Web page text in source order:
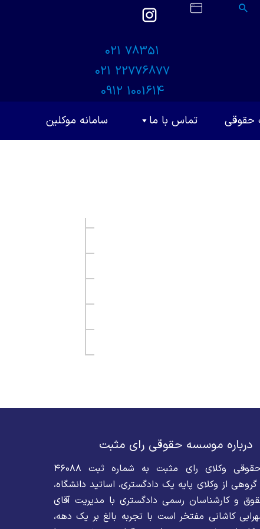
021 78351
021 22776877
0912 1001614
حقوقی تماس با ما سامانه موکلین
درباره موسسه حقوقی رای مثبت
موسسه حقوقی وکلای رای مثبت به شماره ثبت ۴۶۰۸۸
از وکلای پایه یک دادگستری، اساتید دانشگاه،
و کارشناسان رسمی دادگستری با مدیریت آقای
کاشانی مفتخر است با تجربه بالغ بر یک دهه،